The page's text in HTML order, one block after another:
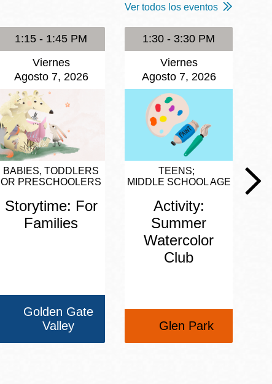
Ver todos los eventos
1:15 - 1:45 PM
Viernes
Agosto 7, 2026
BABIES, TODDLERS
OR PRESCHOOLERS
Storytime: For
Families
Golden Gate
Valley
1:30 - 3:30 PM
Viernes
Agosto 7, 2026
TEENS
MIDDLE SCHOOL AGE
Activity:
Summer
Watercolor
Club
Glen Park